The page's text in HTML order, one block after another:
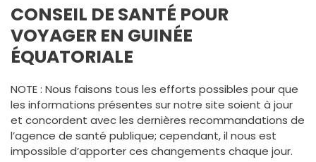
CONSEIL DE SANTÉ POUR
VOYAGER EN GUINÉE
ÉQUATORIALE
NOTE : Nous faisons tous les efforts possibles pour que
les informations présentes sur notre site soient à jour
et concordent avec les dernières recommandations de
l’agence de santé publique; cependant, il nous est
impossible d’apporter ces changements chaque jour.